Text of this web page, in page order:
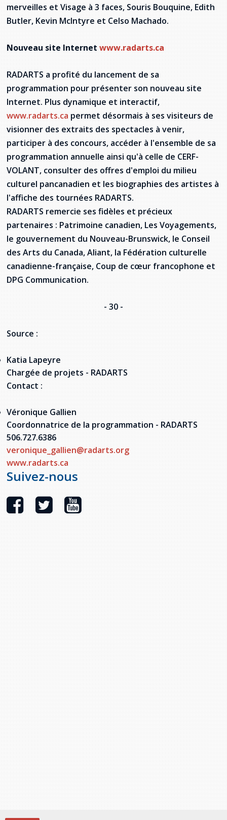
merveilles et Visage à 3 faces, Souris Bouquine, Edith
Butler, Kevin McIntyre et Celso Machado.
Nouveau site Internet www.radarts.ca
RADARTS a profité du lancement de sa
programmation pour présenter son nouveau site
Internet. Plus dynamique et interactif,
www.radarts.ca permet désormais à ses visiteurs de
visionner des extraits des spectacles à venir,
participer à des concours, accéder à l'ensemble de sa
programmation annuelle ainsi qu'à celle de CERF-
VOLANT, consulter des offres d'emploi du milieu
culturel pancanadien et les biographies des artistes à
l'affiche des tournées RADARTS.
RADARTS remercie ses fidèles et précieux
partenaires : Patrimoine canadien, Les Voyagements,
le gouvernement du Nouveau-Brunswick, le Conseil
des Arts du Canada, Aliant, la Fédération culturelle
canadienne-française, Coup de cœur francophone et
DPG Communication.
- 30 -
Source :
Katia Lapeyre
Chargée de projets - RADARTS
Contact :
Véronique Gallien
Coordonnatrice de la programmation - RADARTS
506.727.6386
veronique_gallien@radarts.org
www.radarts.ca
Suivez-nous